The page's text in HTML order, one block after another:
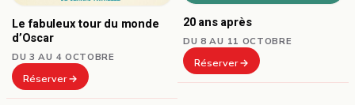
Le fabuleux tour du monde
d’Oscar
DU 3 AU 4 OCTOBRE
Réserver
20 ans après
DU 8 AU 11 OCTOBRE
Réserver